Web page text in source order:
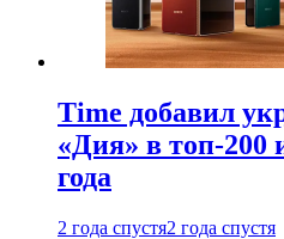
Time добавил
«Дия» в топ-200
года
2 года спустя2 года спустя